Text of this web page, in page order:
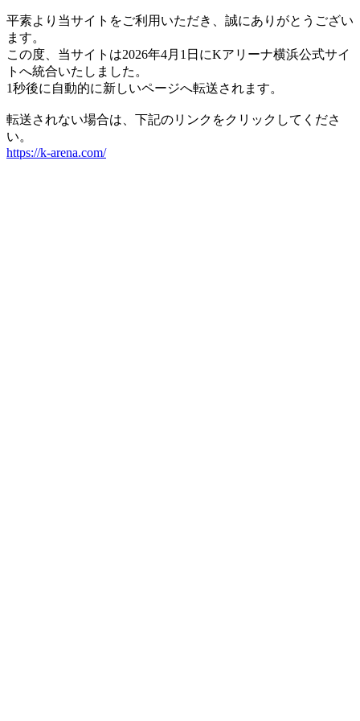
平素より当サイトをご利用いただき、誠にありがとうござい
ます。
この度、当サイトは2026年4月1日にKアリーナ横浜公式サイ
トへ統合いたしました。
1秒後に自動的に新しいページへ転送されます。
転送されない場合は、下記のリンクをクリックしてくださ
い。
https://k-arena.com/